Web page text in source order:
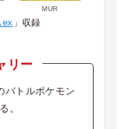
MUR
ex 」収録
リー
バトルポケモン
。